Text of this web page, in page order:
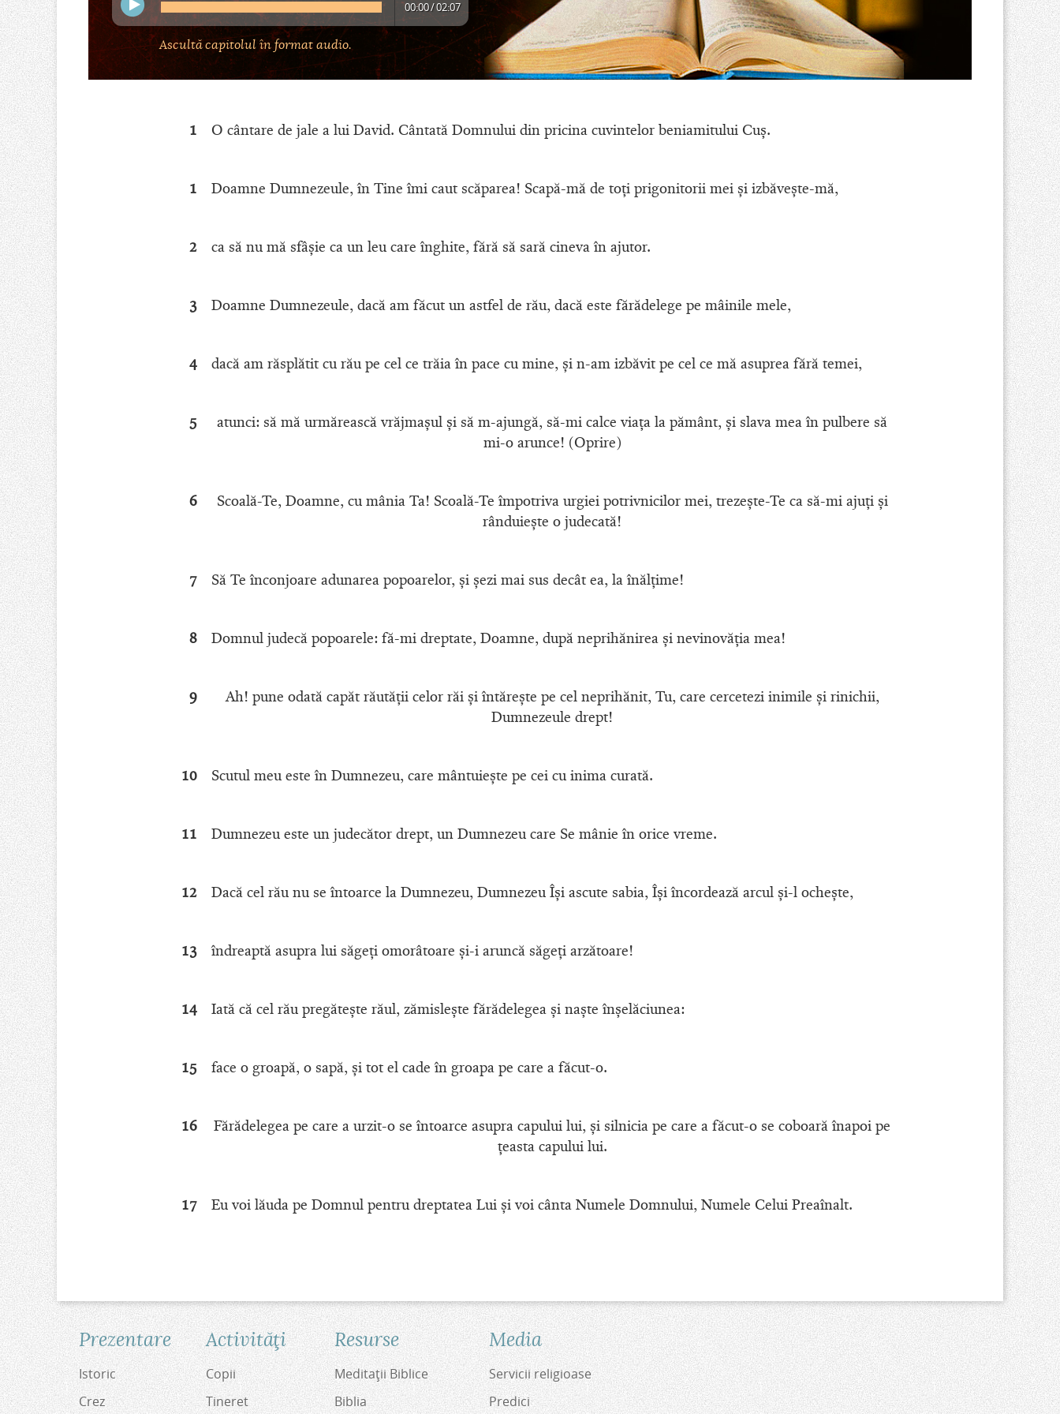
00:00/02:07
Ascultă capitolul în format audio.
1 O cântare de jale a lui David. Cântată Domnului din pricina cuvintelor beniamitului Cuş.
1 Doamne Dumnezeule, în Tine îmi caut scăparea! Scapă-mă de toţi prigonitorii mei şi izbăveşte-mă,
2 ca să nu mă sfâşie ca un leu care înghite, fără să sară cineva în ajutor.
3 Doamne Dumnezeule, dacă am făcut un astfel de rău, dacă este fărădelege pe mâinile mele,
4 dacă am răsplătit cu rău pe cel ce trăia în pace cu mine, şi n-am izbăvit pe cel ce mă asuprea fără temei,
5
atunci: să mă urmărească vrăjmaşul şi să m-ajungă, să-mi calce viaţa la pământ, şi slava mea în pulbere să
mi-o arunce! (Oprire)
6
Scoală-Te, Doamne, cu mânia Ta! Scoală-Te împotriva urgiei potrivnicilor mei, trezeşte-Te ca să-mi ajuţi şi
rânduieşte o judecată!
7 Să Te înconjoare adunarea popoarelor, şi şezi mai sus decât ea, la înălţime!
8 Domnul judecă popoarele: fă-mi dreptate, Doamne, după neprihănirea şi nevinovăţia mea!
9
Ah! pune odată capăt răutăţii celor răi şi întăreşte pe cel neprihănit, Tu, care cercetezi inimile şi rinichii,
Dumnezeule drept!
10 Scutul meu este în Dumnezeu, care mântuieşte pe cei cu inima curată.
11 Dumnezeu este un judecător drept, un Dumnezeu care Se mânie în orice vreme.
12 Dacă cel rău nu se întoarce la Dumnezeu, Dumnezeu Îşi ascute sabia, Îşi încordează arcul şi-l ocheşte,
13 îndreaptă asupra lui săgeţi omorâtoare şi-i aruncă săgeţi arzătoare!
14 Iată că cel rău pregăteşte răul, zămisleşte fărădelegea şi naşte înşelăciunea:
15 face o groapă, o sapă, şi tot el cade în groapa pe care a făcut-o.
16
Fărădelegea pe care a urzit-o se întoarce asupra capului lui, şi silnicia pe care a făcut-o se coboară înapoi pe
ţeasta capului lui.
17 Eu voi lăuda pe Domnul pentru dreptatea Lui şi voi cânta Numele Domnului, Numele Celui Preaînalt.
Prezentare
Istoric
Crez
Activităţi
Copii
Tineret
Resurse
Meditaţii Biblice
Biblia
Media
Servicii religioase
Predici